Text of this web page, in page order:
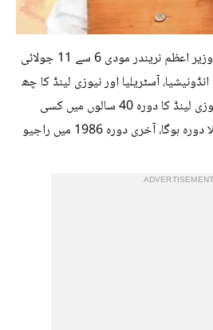
نئی دہلی، 3 جولائی (ہ س)۔ وزیر اعظم نریندر مودی 6 سے 11 جولائی
آسٹریلیا اور نیوزی لینڈ کا چھ
روزہ دورہ کریں گے۔ ان کا نیوزی لینڈ کا دورہ 40 سالوں میں کسی
ہندوستانی وزیر اعظم کا پہلا دورہ ہوگا، آخری دورہ 1986 میں راجیو
ADVERTISEMENT